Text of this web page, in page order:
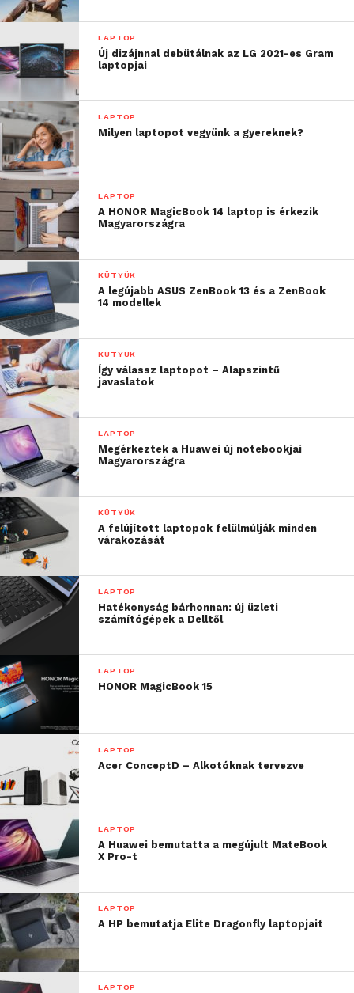
LAPTOP
Új dizájnnal debütálnak az LG 2021-es Gram
laptopjai
LAPTOP
Milyen laptopot vegyünk a gyereknek?
LAPTOP
A HONOR MagicBook 14 laptop is érkezik
Magyarországra
KÜTYÜK
A legújabb ASUS ZenBook 13 és a ZenBook
14 modellek
KÜTYÜK
Így válassz laptopot – Alapszintű
javaslatok
LAPTOP
Megérkeztek a Huawei új notebookjai
Magyarországra
KÜTYÜK
A felújított laptopok felülmúlják minden
várakozását
LAPTOP
Hatékonyság bárhonnan: új üzleti
számítógépek a Delltől
LAPTOP
HONOR MagicBook 15
LAPTOP
Acer ConceptD – Alkotóknak tervezve
LAPTOP
A Huawei bemutatta a megújult MateBook
X Pro-t
LAPTOP
A HP bemutatja Elite Dragonfly laptopjait
LAPTOP